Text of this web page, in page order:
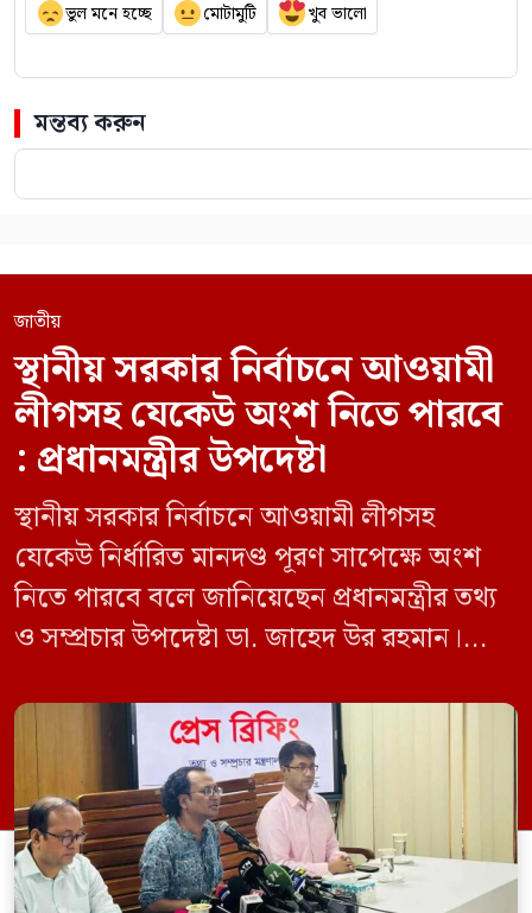
ভুল মনে হচ্ছে মোটামুটি খুব ভালো
মন্তব্য করুন
জাতীয়
স্থানীয় সরকার নির্বাচনে আওয়ামী
লীগসহ যেকেউ অংশ নিতে পারবে
: প্রধানমন্ত্রীর উপদেষ্টা
স্থানীয় সরকার নির্বাচনে আওয়ামী লীগসহ
যেকেউ নির্ধারিত মানদণ্ড পূরণ সাপেক্ষে অংশ
নিতে পারবে বলে জানিয়েছেন প্রধানমন্ত্রীর তথ্য
ও সম্প্রচার উপদেষ্টা ডা. জাহেদ উর রহমান।
সম্মেলন কক্ষে এক প্রেস ব্রিফিংয়ে সাংবাদিকদের
এক প্রশ্নের জবাবে তিনি এ কথা বলেন।